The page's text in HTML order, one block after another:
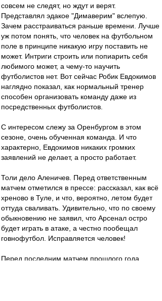
совсем не следят, но ждут и верят.
Представлял эдакое "Димаверим" вслепую.
Зачем расстраиваться раньше времени. Лучше
уж потом понять, что человек на футбольном
поле в принципе никакую игру поставить не
может. Интриги строить или попиарить себя
любимого может, а чему-то научить
футболистов нет. Вот сейчас Робик Евдокимов
наглядно показал, как нормальный тренер
способен организовать команду даже из
посредственных футболистов.
С интересом слежу за Оренбургом в этом
сезоне, очень обученная команда. И что
характерно, Евдокимов никаких громких
заявлений не делает, а просто работает.
Толи дело Аленичев. Перед ответственным
матчем отметился в прессе: рассказал, как всё
хреново в Туле, и что, вероятно, летом будет
оттуда сваливать. Удивительно, что по своему
обыкновению не заявил, что Арсенал остро
будет играть в атаке, а честно пообещал
говнофутбол. Исправляется человек!
Перед последним матчем прошлого года